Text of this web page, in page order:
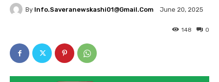
By Info.saveranewskashi01@gmail.com June 20, 2025
0
148